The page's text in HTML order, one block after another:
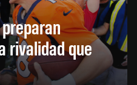
rivalidad que